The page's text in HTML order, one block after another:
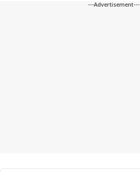
---Advertisement---